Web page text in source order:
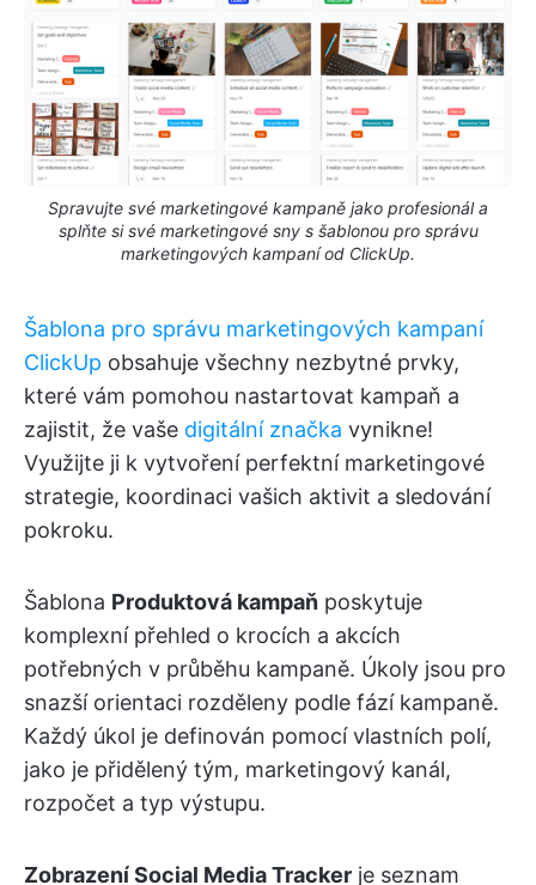
Spravujte své marketingové kampaně jako profesionál a
splňte si své marketingové sny s šablonou pro správu
marketingových kampaní od ClickUp.
Šablona pro správu marketingových kampaní
ClickUp obsahuje všechny nezbytné prvky,
které vám pomohou nastartovat kampaň a
zajistit, že vaše digitální značka vynikne!
Využijte ji k vytvoření perfektní marketingové
strategie, koordinaci vašich aktivit a sledování
pokroku.
Šablona Produktová kampaň poskytuje
komplexní přehled o krocích a akcích
potřebných v průběhu kampaně. Úkoly jsou pro
snazší orientaci rozděleny podle fází kampaně.
Každý úkol je definován pomocí vlastních polí,
jako je přidělený tým, marketingový kanál,
rozpočet a typ výstupu.
Zobrazení Social Media Tracker je seznam